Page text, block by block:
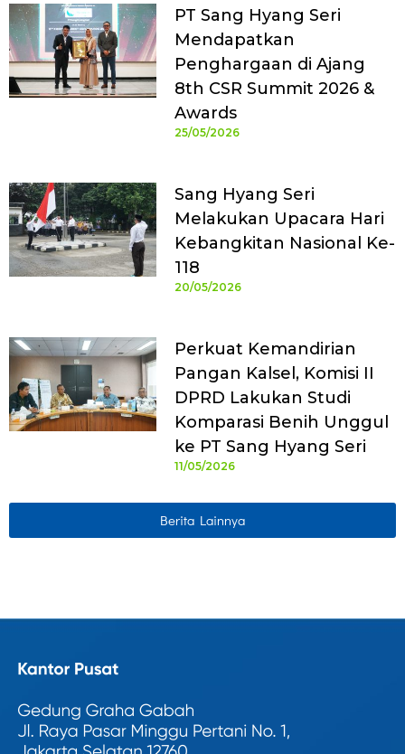
PT Sang Hyang Seri
Mendapatkan
Penghargaan di Ajang
8th CSR Summit 2026 &
Awards
25/05/2026
Sang Hyang Seri
Melakukan Upacara Hari
Kebangkitan Nasional Ke-
118
20/05/2026
Perkuat Kemandirian
Pangan Kalsel, Komisi II
DPRD Lakukan Studi
Komparasi Benih Unggul
ke PT Sang Hyang Seri
11/05/2026
Berita Lainnya